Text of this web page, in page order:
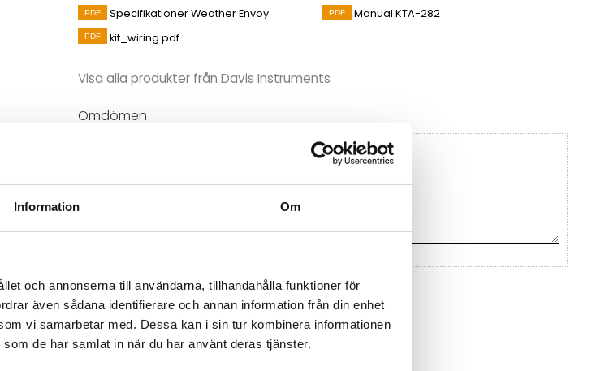
Information Om
och annonserna till användarna, tillhandahålla funktioner för
även sådana identifierare och annan information från din enhet
vi samarbetar med. Dessa kan i sin tur kombinera informationen
de har samlat in när du har använt deras tjänster.
Specifikationer Weather Envoy
Manual KTA-282
kit_wiring.pdf
Visa alla produkter från Davis Instruments
Omdömen
Bli den första att lämna ett omdöme.